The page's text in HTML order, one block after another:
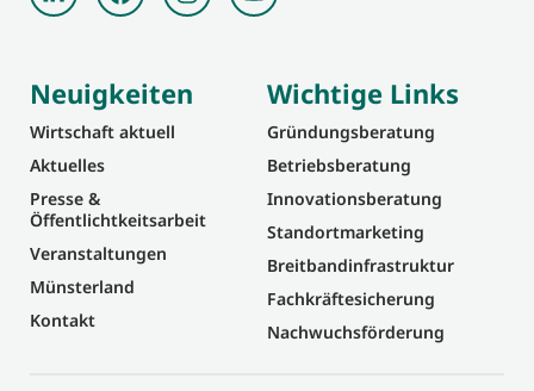
Neuigkeiten
Wirtschaft aktuell
Aktuelles
Presse &
Öffentlichtkeitsarbeit
Veranstaltungen
Münsterland
Kontakt
Wichtige Links
Gründungsberatung
Betriebsberatung
Innovationsberatung
Standortmarketing
Breitbandinfrastruktur
Fachkräftesicherung
Nachwuchsförderung